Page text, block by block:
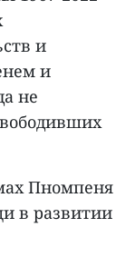
и
и
не
Пномпеня
в развитии